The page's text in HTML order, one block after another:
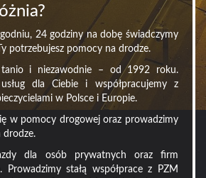
24 godziny na dobę świadczymy
potrzebujesz pomocy na drodze.
tanio i niezawodnie – od 1992 roku.
dla Ciebie i współpracujemy z
w Polsce i Europie.
w pomocy drogowej oraz prowadzimy
drodze.
dla osób prywatnych oraz firm
Prowadzimy stałą współprace z PZM